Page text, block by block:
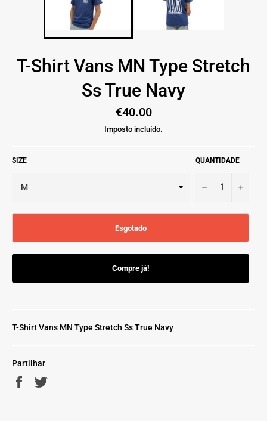
T-Shirt Vans MN Type Stretch
Ss True Navy
Preço
normal
€40.00
Imposto incluído.
SIZE QUANTIDADE
− +
Esgotado
Compre já!
T-Shirt Vans MN Type Stretch Ss True Navy
Partilhar
Partilhe